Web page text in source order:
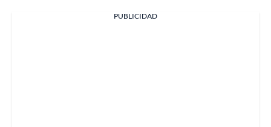
PUBLICIDAD